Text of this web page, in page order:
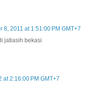
8, 2011 at 1:51:00 PM GMT+7
jatiasih bekasi
at 2:16:00 PM GMT+7